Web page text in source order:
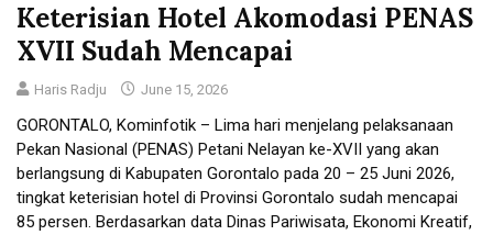
Keterisian Hotel Akomodasi PENAS
XVII Sudah Mencapai
Haris Radju June 15, 2026
GORONTALO, Kominfotik – Lima hari menjelang pelaksanaan
Pekan Nasional (PENAS) Petani Nelayan ke-XVII yang akan
berlangsung di Kabupaten Gorontalo pada 20 – 25 Juni 2026,
tingkat keterisian hotel di Provinsi Gorontalo sudah mencapai
85 persen. Berdasarkan data Dinas Pariwisata, Ekonomi Kreatif,